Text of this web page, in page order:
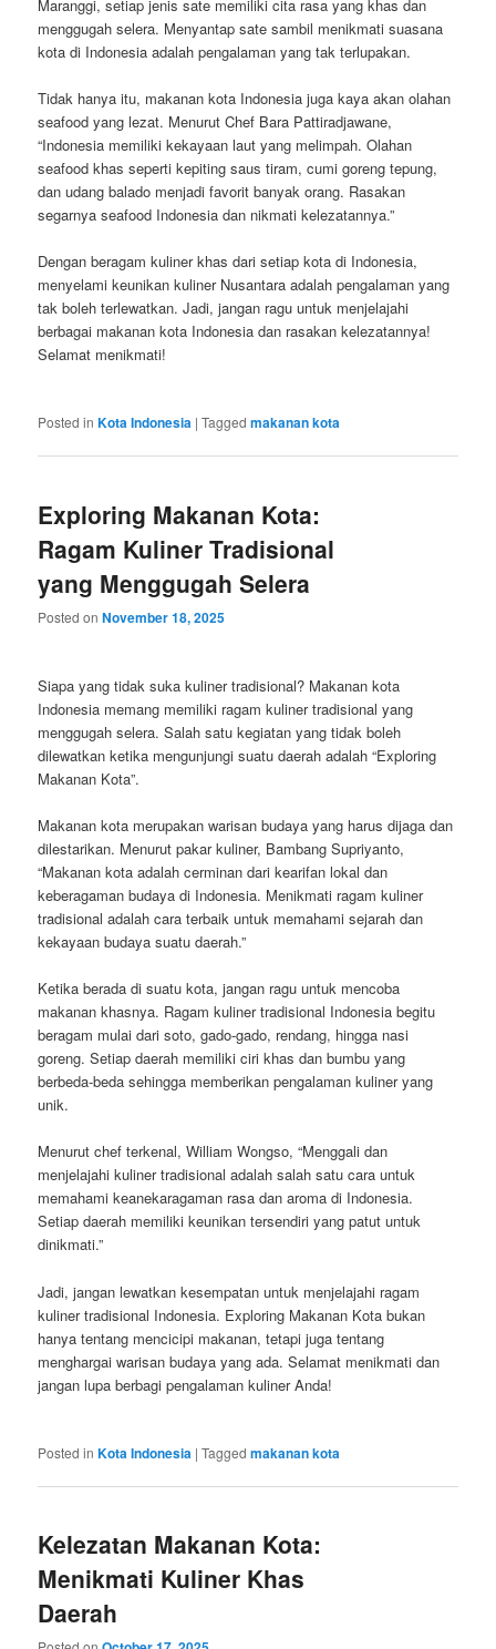
Maranggi, setiap jenis sate memiliki cita rasa yang khas dan
menggugah selera. Menyantap sate sambil menikmati suasana
kota di Indonesia adalah pengalaman yang tak terlupakan.
Tidak hanya itu, makanan kota Indonesia juga kaya akan olahan
seafood yang lezat. Menurut Chef Bara Pattiradjawane,
“Indonesia memiliki kekayaan laut yang melimpah. Olahan
seafood khas seperti kepiting saus tiram, cumi goreng tepung,
dan udang balado menjadi favorit banyak orang. Rasakan
segarnya seafood Indonesia dan nikmati kelezatannya.”
Dengan beragam kuliner khas dari setiap kota di Indonesia,
menyelami keunikan kuliner Nusantara adalah pengalaman yang
tak boleh terlewatkan. Jadi, jangan ragu untuk menjelajahi
berbagai makanan kota Indonesia dan rasakan kelezatannya!
Selamat menikmati!
Posted in Kota Indonesia |Tagged makanan kota
Exploring Makanan Kota:
Ragam Kuliner Tradisional
yang Menggugah Selera
Posted onNovember 18, 2025
Siapa yang tidak suka kuliner tradisional? Makanan kota
Indonesia memang memiliki ragam kuliner tradisional yang
menggugah selera. Salah satu kegiatan yang tidak boleh
dilewatkan ketika mengunjungi suatu daerah adalah “Exploring
Makanan Kota”.
Makanan kota merupakan warisan budaya yang harus dijaga dan
dilestarikan. Menurut pakar kuliner, Bambang Supriyanto,
“Makanan kota adalah cerminan dari kearifan lokal dan
keberagaman budaya di Indonesia. Menikmati ragam kuliner
tradisional adalah cara terbaik untuk memahami sejarah dan
kekayaan budaya suatu daerah.”
Ketika berada di suatu kota, jangan ragu untuk mencoba
makanan khasnya. Ragam kuliner tradisional Indonesia begitu
beragam mulai dari soto, gado-gado, rendang, hingga nasi
goreng. Setiap daerah memiliki ciri khas dan bumbu yang
berbeda-beda sehingga memberikan pengalaman kuliner yang
unik.
Menurut chef terkenal, William Wongso, “Menggali dan
menjelajahi kuliner tradisional adalah salah satu cara untuk
memahami keanekaragaman rasa dan aroma di Indonesia.
Setiap daerah memiliki keunikan tersendiri yang patut untuk
dinikmati.”
Jadi, jangan lewatkan kesempatan untuk menjelajahi ragam
kuliner tradisional Indonesia. Exploring Makanan Kota bukan
hanya tentang mencicipi makanan, tetapi juga tentang
menghargai warisan budaya yang ada. Selamat menikmati dan
jangan lupa berbagi pengalaman kuliner Anda!
Posted in Kota Indonesia |Tagged makanan kota
Kelezatan Makanan Kota:
Menikmati Kuliner Khas
Daerah